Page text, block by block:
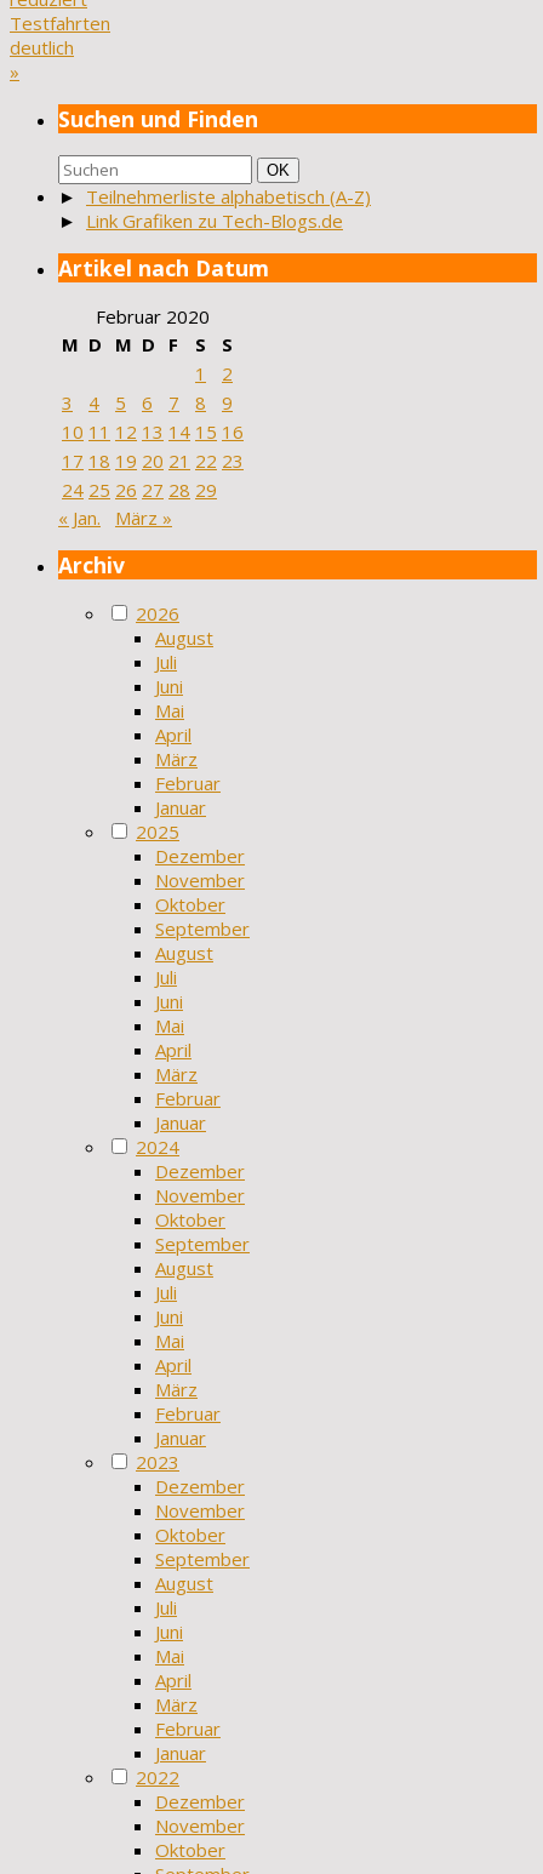
Testfahrten
deutlich
»
Suchen und Finden
Suchen
nach:
Suchen
OK
► Teilnehmerliste alphabetisch (A-Z)
► Link Grafiken zu Tech-Blogs.de
Artikel nach Datum
Februar 2020
M D M D F S
S
1
2
3
4 5 6 7 8
9
10 11 12 13 14 15 16
17 18 19 20 21 22 23
24 25 26 27 28 29
« Jan.
März »
Archiv
2026
August
Juli
Juni
Mai
April
März
Februar
Januar
2025
Dezember
November
Oktober
September
August
Juli
Juni
Mai
April
März
Februar
Januar
2024
Dezember
November
Oktober
September
August
Juli
Juni
Mai
April
März
Februar
Januar
2023
Dezember
November
Oktober
September
August
Juli
Juni
Mai
April
März
Februar
Januar
2022
Dezember
November
Oktober